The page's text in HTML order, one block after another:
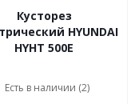
Кусторез
HYUNDAI
HYHT 500E
Есть в наличии (2)